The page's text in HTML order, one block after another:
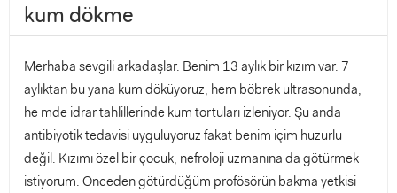
kum dökme
Merhaba sevgili arkadaşlar. Benim 13 aylık bir kızım var. 7
aylıktan bu yana kum döküyoruz, hem böbrek ultrasonunda,
he mde idrar tahlillerinde kum tortuları izleniyor. Şu anda
antibiyotik tedavisi uyguluyoruz fakat benim içim huzurlu
değil. Kızımı özel bir çocuk, nefroloji uzmanına da götürmek
istiyorum. Önceden götürdüğüm profösörün bakma yetkisi